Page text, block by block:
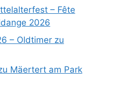
– Fête
2026
– Oldtimer zu
Mäertert am Park